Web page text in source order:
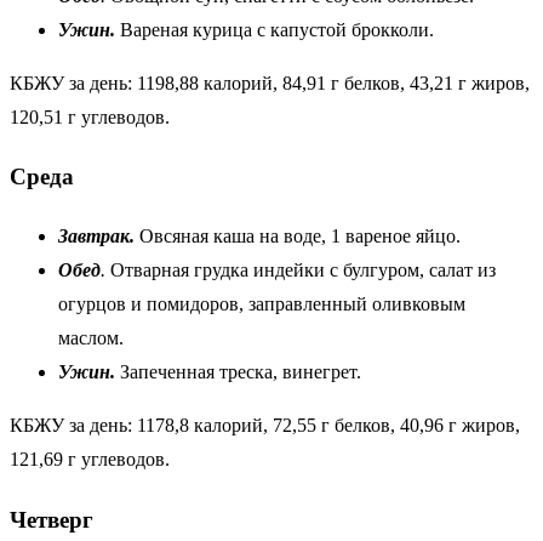
Ужин. Вареная курица с капустой брокколи.
КБЖУ за день: 1198,88 калорий, 84,91 г белков, 43,21 г жиров,
120,51 г углеводов.
Среда
Завтрак. Овсяная каша на воде, 1 вареное яйцо.
Обед. Отварная грудка индейки с булгуром, салат из
огурцов и помидоров, заправленный оливковым
маслом.
Ужин. Запеченная треска, винегрет.
КБЖУ за день: 1178,8 калорий, 72,55 г белков, 40,96 г жиров,
121,69 г углеводов.
Четверг